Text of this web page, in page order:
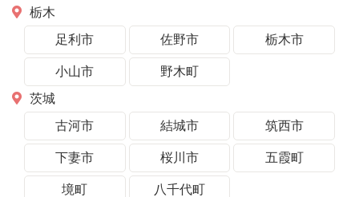
栃木
足利市
佐野市 栃木市
小山市
野木町
茨城
古河市
結城市 筑西市
下妻市 桜川市 五霞町
境町 八千代町